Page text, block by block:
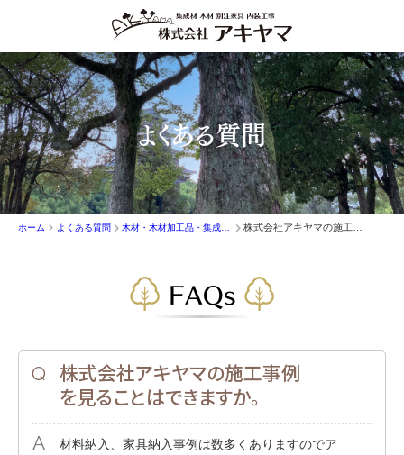
よくある質問
ホーム よくある質問 木材・木材加工品・集成材の販売 株式会社アキヤマの施工事例を見ることはできますか。
FAQs
株式会社アキヤマの施工事例
を見ることはできますか。
材料納入、家具納入事例は数多くありますのでア